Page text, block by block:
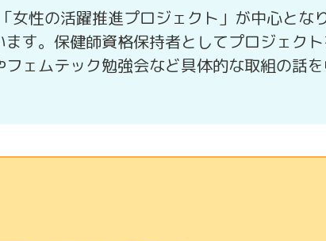
性の活躍推進プロジェクト」が中心とな
す。保健師資格保持者としてプロジェク
ェムテック勉強会など具体的な取組の話